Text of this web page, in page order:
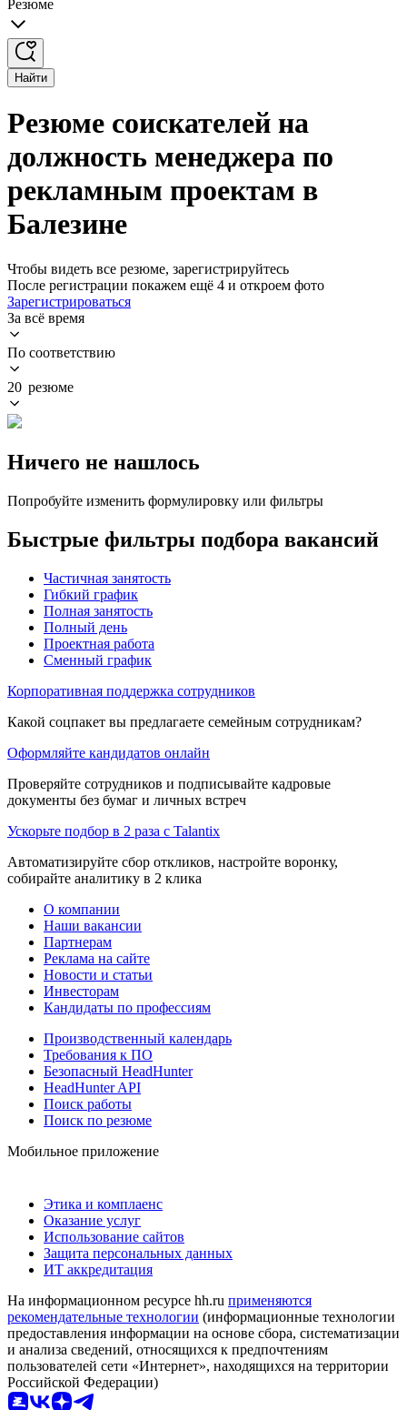
Резюме
Найти
Резюме соискателей на
должность менеджера по
рекламным проектам в
Балезине
Чтобы видеть все резюме, зарегистрируйтесь
После регистрации покажем ещё 4 и откроем фото
Зарегистрироваться
За всё время
По соответствию
20 резюме
Ничего не нашлось
Попробуйте изменить формулировку или фильтры
Быстрые фильтры подбора вакансий
Частичная занятость
Гибкий график
Полная занятость
Полный день
Проектная работа
Сменный график
Корпоративная поддержка сотрудников
Какой соцпакет вы предлагаете семейным сотрудникам?
Оформляйте кандидатов онлайн
Проверяйте сотрудников и подписывайте кадровые
документы без бумаг и личных встреч
Ускорьте подбор в 2 раза с Talantix
Автоматизируйте сбор откликов, настройте воронку,
собирайте аналитику в 2 клика
О компании
Наши вакансии
Партнерам
Реклама на сайте
Новости и статьи
Инвесторам
Кандидаты по профессиям
Производственный календарь
Требования к ПО
Безопасный HeadHunter
HeadHunter API
Поиск работы
Поиск по резюме
Мобильное приложение
Этика и комплаенс
Оказание услуг
Использование сайтов
Защита персональных данных
ИТ аккредитация
На информационном ресурсе hh.ru применяются
рекомендательные технологии (информационные технологии
предоставления информации на основе сбора, систематизации
и анализа сведений, относящихся к предпочтениям
пользователей сети «Интернет», находящихся на территории
Российской Федерации)